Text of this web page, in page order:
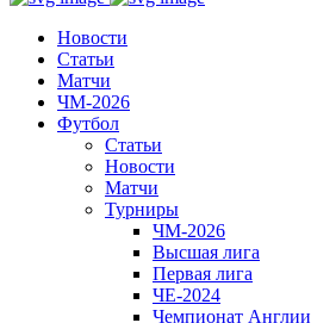
Новости
Статьи
Матчи
ЧМ-2026
Футбол
Статьи
Новости
Матчи
Турниры
ЧМ-2026
Высшая лига
Первая лига
ЧЕ-2024
Чемпионат Англии